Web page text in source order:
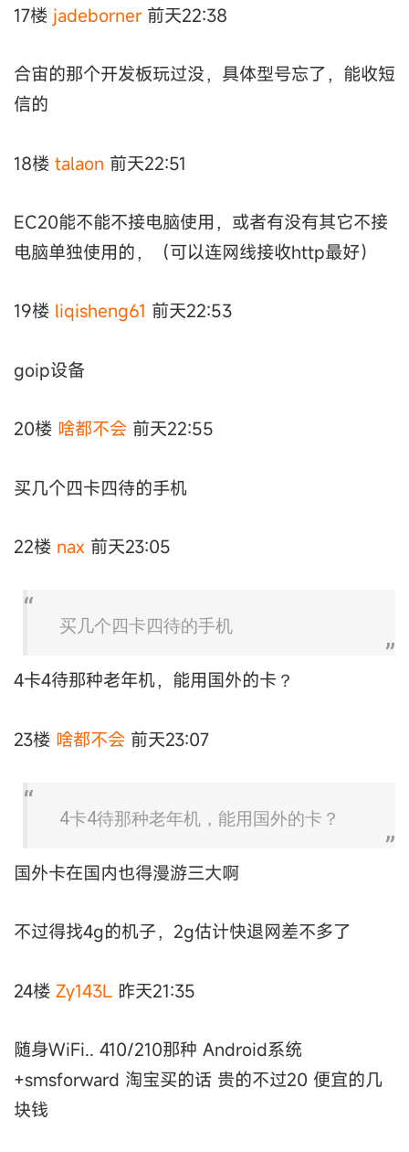
17楼 jadeborner 前天22:38
合宙的那个开发板玩过没，具体型号忘了，能收短
信的
18楼 talaon 前天22:51
EC20能不能不接电脑使用，或者有没有其它不接
电脑单独使用的，（可以连网线接收http最好）
19楼 liqisheng61 前天22:53
goip设备
20楼 啥都不会 前天22:55
买几个四卡四待的手机
22楼 nax 前天23:05
买几个四卡四待的手机
4卡4待那种老年机，能用国外的卡？
23楼 啥都不会 前天23:07
4卡4待那种老年机，能用国外的卡？
国外卡在国内也得漫游三大啊
不过得找4g的机子，2g估计快退网差不多了
24楼 Zy143L 昨天21:35
随身WiFi.. 410/210那种 Android系统
+smsforward 淘宝买的话 贵的不过20 便宜的几
块钱